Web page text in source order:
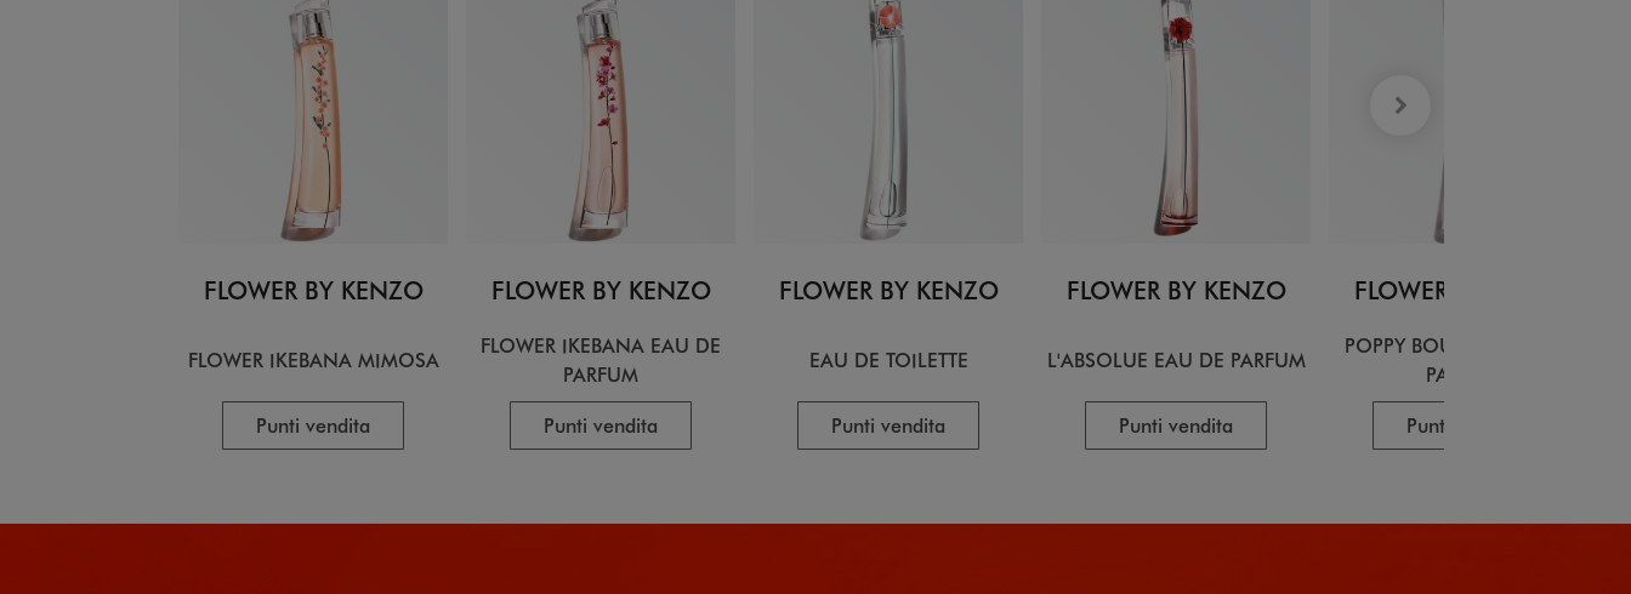
FLOWER BY KENZO
FLOWER IKEBANA MIMOSA
Punti vendita
FLOWER BY KENZO
FLOWER IKEBANA EAU DE
PARFUM
Punti vendita
FLOWER BY KENZO
EAU DE TOILETTE
Punti vendita
FLOWER BY KENZO
L'ABSOLUE EAU DE PARFUM
Punti vendita
FLOWER BY KENZO
POPPY BOUQUET EAU DE
PARFUM
Punti vendita